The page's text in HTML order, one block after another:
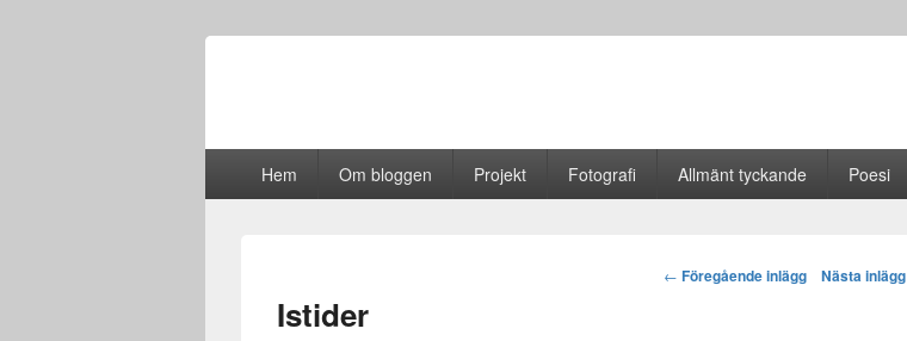
Hem Om bloggen Projekt Fotografi Allmänt tyckande Poesi
Post
← Föregående inlägg Nästa inlägg
Istider